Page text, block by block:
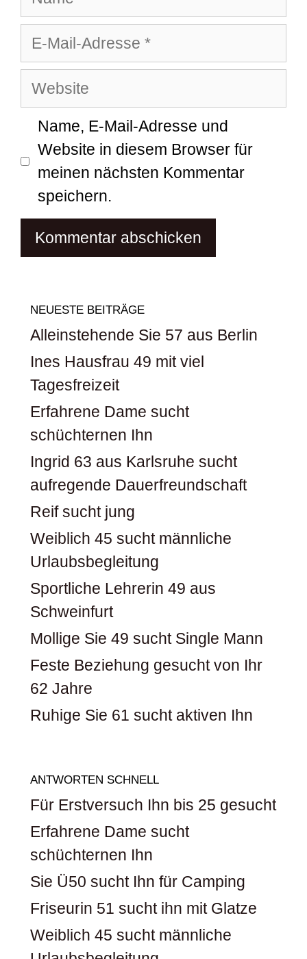
E-
Mail-
Adresse
Website
Name, E-Mail-Adresse und
Website in diesem Browser für
meinen nächsten Kommentar
speichern.
NEUESTE BEITRÄGE
Alleinstehende Sie 57 aus Berlin
Ines Hausfrau 49 mit viel
Tagesfreizeit
Erfahrene Dame sucht
schüchternen Ihn
Ingrid 63 aus Karlsruhe sucht
aufregende Dauerfreundschaft
Reif sucht jung
Weiblich 45 sucht männliche
Urlaubsbegleitung
Sportliche Lehrerin 49 aus
Schweinfurt
Mollige Sie 49 sucht Single Mann
Feste Beziehung gesucht von Ihr
62 Jahre
Ruhige Sie 61 sucht aktiven Ihn
ANTWORTEN SCHNELL
Für Erstversuch Ihn bis 25 gesucht
Erfahrene Dame sucht
schüchternen Ihn
Sie Ü50 sucht Ihn für Camping
Friseurin 51 sucht ihn mit Glatze
Weiblich 45 sucht männliche